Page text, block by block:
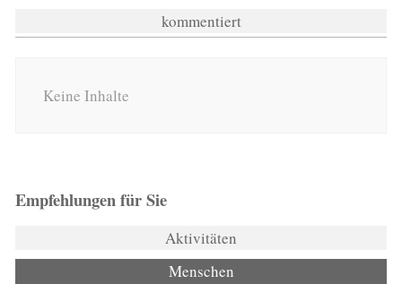
kommentiert
Keine Inhalte
Empfehlungen für Sie
Aktivitäten
Menschen